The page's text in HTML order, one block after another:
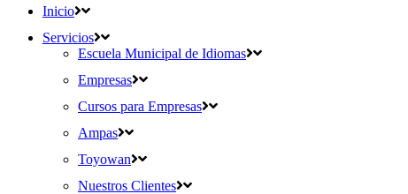
Inicio
Servicios
Escuela Municipal de Idiomas
Empresas
Cursos para Empresas
Ampas
Toyowan
Nuestros Clientes